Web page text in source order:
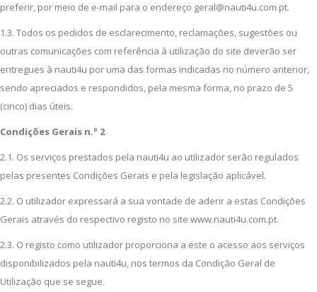
preferir, por meio de e-mail para o endereço geral@nauti4u.com.pt.
1.3. Todos os pedidos de esclarecimento, reclamações, sugestões ou
outras comunicações com referência à utilização do site deverão ser
entregues à nauti4u por uma das formas indicadas no número anterior,
sendo apreciados e respondidos, pela mesma forma, no prazo de 5
(cinco) dias úteis.
Condições Gerais n.º 2
2.1. Os serviços prestados pela nauti4u ao utilizador serão regulados
pelas presentes Condições Gerais e pela legislação aplicável.
2.2. O utilizador expressará a sua vontade de aderir a estas Condições
Gerais através do respectivo registo no site www.nauti4u.com.pt.
2.3. O registo como utilizador proporciona a este o acesso aos serviços
disponibilizados pela nauti4u, nos termos da Condição Geral de
Utilização que se segue.